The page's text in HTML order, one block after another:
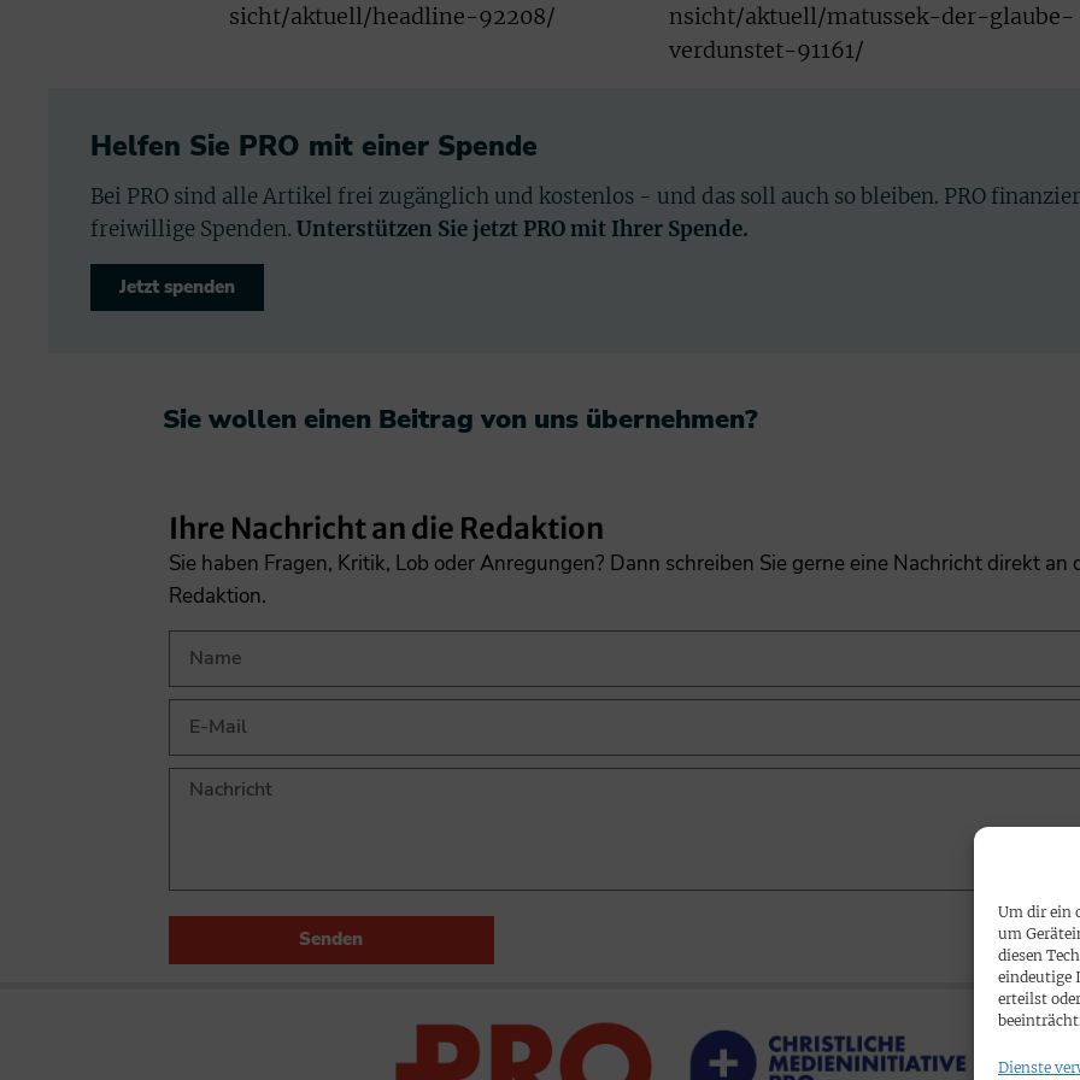
Um dir ein
um
diesen
eindeutige
erteilst
Dienste
sicht/aktuell/headline-92208/
nsicht/aktuell/matussek-der-glaube-
verdunstet-91161/
Helfen Sie PRO mit einer Spende
Bei PRO sind alle Artikel frei zugänglich und kostenlos - und das soll auch so bleiben. PRO
freiwillige Spenden. Unterstützen Sie jetzt PRO mit Ihrer Spende.
Jetzt spenden
Sie wollen einen Beitrag von uns übernehmen?​
Ihre Nachricht an die Redaktion
Sie haben Fragen, Kritik, Lob oder Anregungen? Dann schreiben Sie gerne eine Nachricht direkt an
Redaktion.
Senden